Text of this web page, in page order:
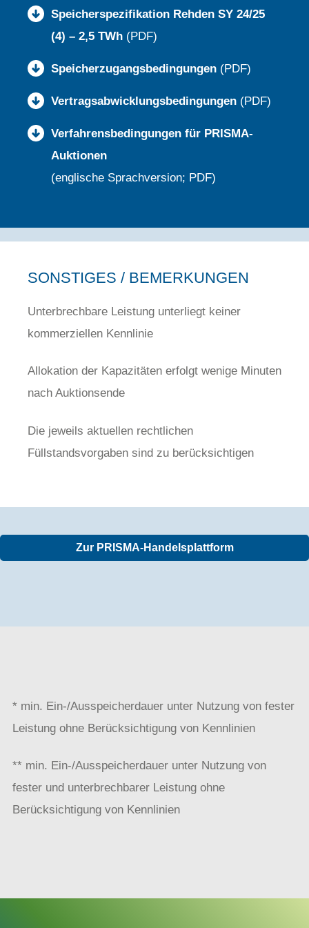
Speicherspezifikation Rehden SY 24/25
(4) – 2,5 TWh (PDF)
Speicherzugangsbedingungen (PDF)
Vertragsabwicklungsbedingungen (PDF)
Verfahrensbedingungen für PRISMA-
Auktionen
(englische Sprachversion; PDF)
SONSTIGES / BEMERKUNGEN
Unterbrechbare Leistung unterliegt keiner
kommerziellen Kennlinie
Allokation der Kapazitäten erfolgt wenige Minuten
nach Auktionsende
Die jeweils aktuellen rechtlichen
Füllstandsvorgaben sind zu berücksichtigen
Zur PRISMA-Handelsplattform
* min. Ein-/Ausspeicherdauer unter Nutzung von fester
Leistung ohne Berücksichtigung von Kennlinien
** min. Ein-/Ausspeicherdauer unter Nutzung von
fester und unterbrechbarer Leistung ohne
Berücksichtigung von Kennlinien